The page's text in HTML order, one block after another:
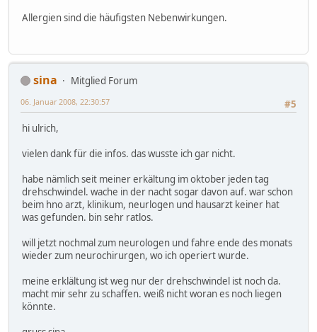
Allergien sind die häufigsten Nebenwirkungen.
sina
Mitglied Forum
#5
06. Januar 2008, 22:30:57
hi ulrich,
vielen dank für die infos. das wusste ich gar nicht.
habe nämlich seit meiner erkältung im oktober jeden tag
drehschwindel. wache in der nacht sogar davon auf. war schon
beim hno arzt, klinikum, neurlogen und hausarzt keiner hat
was gefunden. bin sehr ratlos.
will jetzt nochmal zum neurologen und fahre ende des monats
wieder zum neurochirurgen, wo ich operiert wurde.
meine erklältung ist weg nur der drehschwindel ist noch da.
macht mir sehr zu schaffen. weiß nicht woran es noch liegen
könnte.